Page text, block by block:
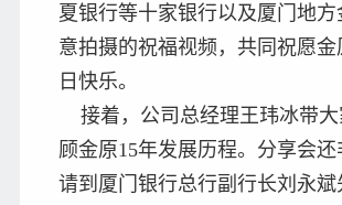
夏银行等十家银行以及厦门地
意拍摄的祝福视频，共同祝愿金
日快乐。
接着，公司总经理王玮冰带大
顾金原15年发展历程。分享会
请到厦门银行总行副行长刘永斌